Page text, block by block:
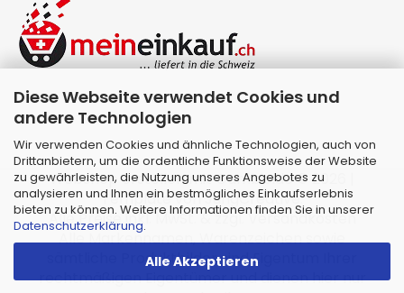
Diese Webseite verwendet Cookies und
andere Technologien
Wir verwenden Cookies und ähnliche Technologien, auch von
Drittanbietern, um die ordentliche Funktionsweise der Website
zu gewährleisten, die Nutzung unseres Angebotes zu
analysieren und Ihnen ein bestmögliches Einkaufserlebnis
bieten zu können. Weitere Informationen finden Sie in unserer
Datenschutzerklärung.
Alle Akzeptieren
Webshop erstellenmit Gambio.de © 2026 |
Template vonJungCreative.
Alle Preise inkl. MwSt. & zzgl. Versandkosten
Alle Markennamen, Warenzeichen sowie
sämtliche Produktbilder sind Eigentum Ihrer
rechtmäßigen Eigentümer und dienen hier nur